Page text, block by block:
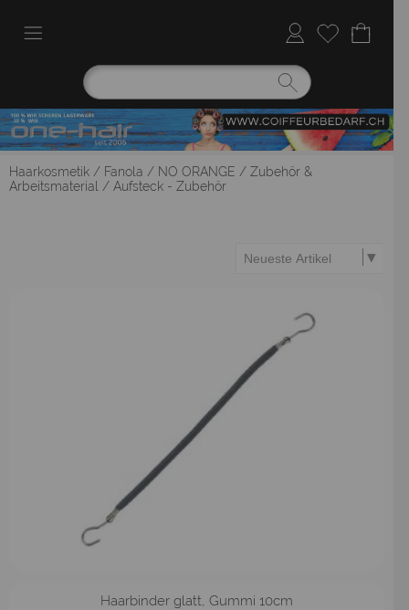
Haarkosmetik / Fanola / NO ORANGE / Zubehör &
Arbeitsmaterial
/ Aufsteck - Zubehör
schwarz braun
Haarbinder glatt, Gummi 10cm